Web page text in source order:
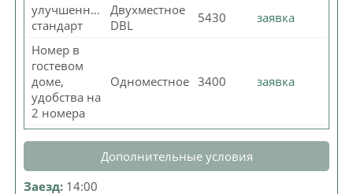
улучшенный
стандарт
Двухместное
DBL
5430 заявка
Номер в
гостевом
доме,
удобства на
2 номера
Одноместное 3400 заявка
Дополнительные условия
Заезд: 14:00